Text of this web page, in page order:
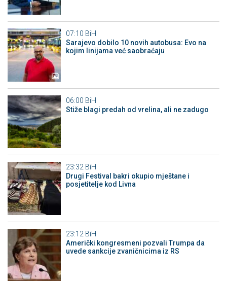
07:10 BiH
Sarajevo dobilo 10 novih autobusa: Evo na
kojim linijama već saobraćaju
06:00 BiH
Stiže blagi predah od vrelina, ali ne zadugo
23:32 BiH
Drugi Festival bakri okupio mještane i
posjetitelje kod Livna
23:12 BiH
Američki kongresmeni pozvali Trumpa da
uvede sankcije zvaničnicima iz RS